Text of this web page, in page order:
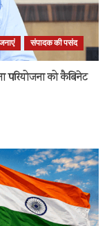
संपादक की पसंद
परियोजना को कैबिनेट